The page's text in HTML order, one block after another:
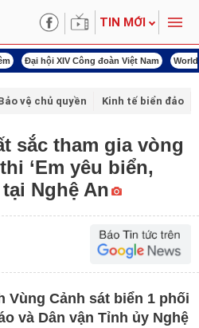
TIN MỚI
Đại hội XIV Công đoàn Việt Nam
vệ chủ quyền Kinh tế biển đảo
sắc tham gia vòng
‘Em yêu biển,
Nghệ An
Vùng Cảnh sát biển 1 phối
và Dân vận Tỉnh ủy Nghệ